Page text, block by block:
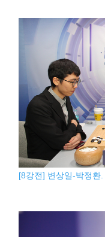
[8강전] 변상일-박정환.